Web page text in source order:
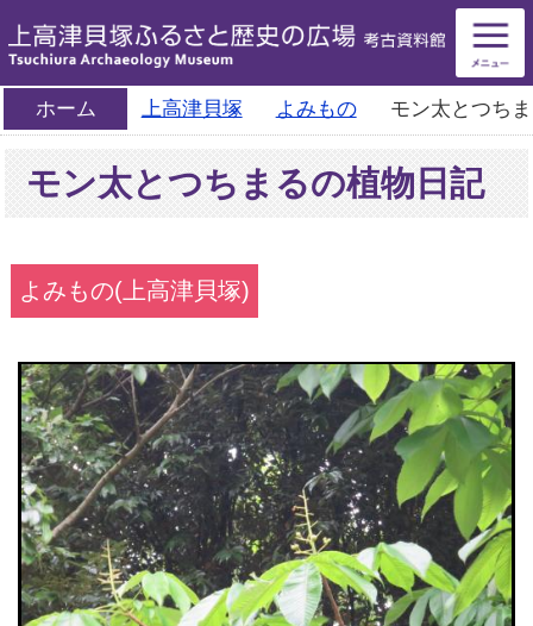
ホーム 上高津貝塚 よみもの モン太とつち
モン太とつちまるの植物日記
よみもの(上高津貝塚)